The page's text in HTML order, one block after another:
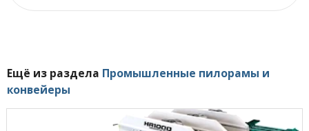
Ещё из раздела Промышленные пилорамы и
конвейеры